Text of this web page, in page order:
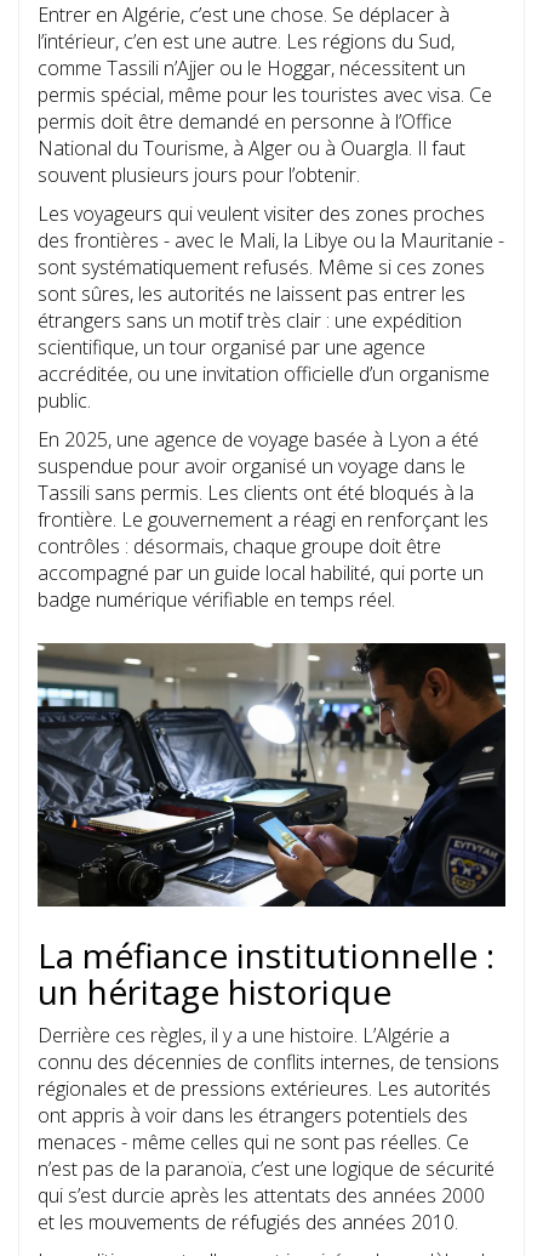
Entrer en Algérie, c’est une chose. Se déplacer à
l’intérieur, c’en est une autre. Les régions du Sud,
comme Tassili n’Ajjer ou le Hoggar, nécessitent un
permis spécial, même pour les touristes avec visa. Ce
permis doit être demandé en personne à l’Office
National du Tourisme, à Alger ou à Ouargla. Il faut
souvent plusieurs jours pour l’obtenir.
Les voyageurs qui veulent visiter des zones proches
des frontières - avec le Mali, la Libye ou la Mauritanie -
sont systématiquement refusés. Même si ces zones
sont sûres, les autorités ne laissent pas entrer les
étrangers sans un motif très clair : une expédition
scientifique, un tour organisé par une agence
accréditée, ou une invitation officielle d’un organisme
public.
En 2025, une agence de voyage basée à Lyon a été
suspendue pour avoir organisé un voyage dans le
Tassili sans permis. Les clients ont été bloqués à la
frontière. Le gouvernement a réagi en renforçant les
contrôles : désormais, chaque groupe doit être
accompagné par un guide local habilité, qui porte un
badge numérique vérifiable en temps réel.
La méfiance institutionnelle :
un héritage historique
Derrière ces règles, il y a une histoire. L’Algérie a
connu des décennies de conflits internes, de tensions
régionales et de pressions extérieures. Les autorités
ont appris à voir dans les étrangers potentiels des
menaces - même celles qui ne sont pas réelles. Ce
n’est pas de la paranoïa, c’est une logique de sécurité
qui s’est durcie après les attentats des années 2000
et les mouvements de réfugiés des années 2010.